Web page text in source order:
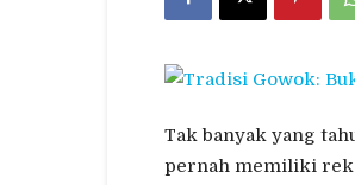
Tak banyak yang
pernah memiliki